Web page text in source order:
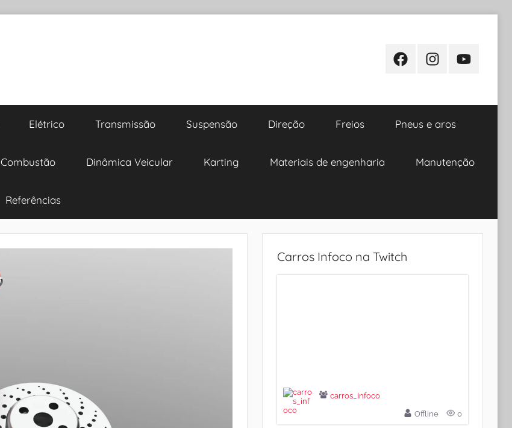
FacebookInstagramYoutube
Elétrico Transmissão Suspensão Direção Freios Pneus e aros
Combustão Dinâmica Veicular Karting Materiais de engenharia Manutenção
Referências
Carros Infoco na Twitch
carros_infoco
Offline
0